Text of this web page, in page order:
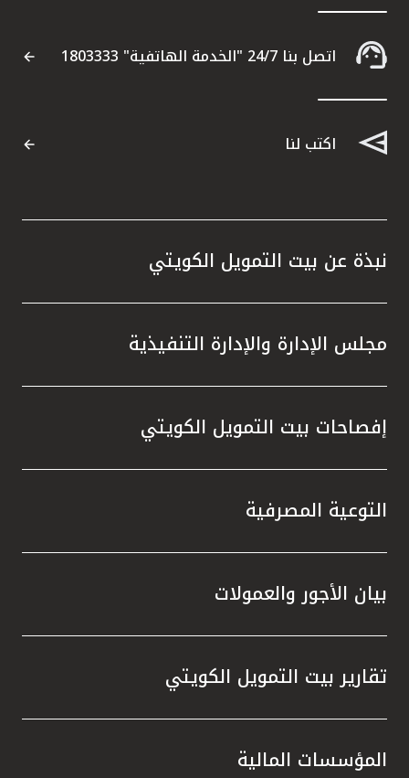
ماليزيا
اتصل بنا 24/7 "الخدمة الهاتفية" 1803333
اكتب لنا
نبذة عن بيت التمويل الكويتي
مجلس الإدارة والإدارة التنفيذية
إفصاحات بيت التمويل الكويتي
التوعية المصرفية
بيان الأجور والعمولات
تقارير بيت التمويل الكويتي
المؤسسات المالية